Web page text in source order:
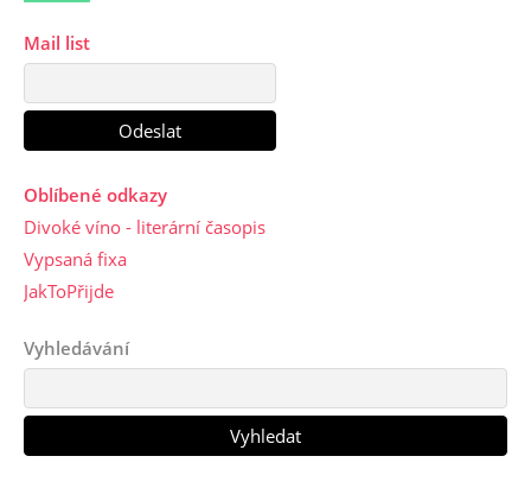
Mail list
Oblíbené odkazy
Divoké víno - literární časopis
Vypsaná fixa
JakToPřijde
Vyhledávání